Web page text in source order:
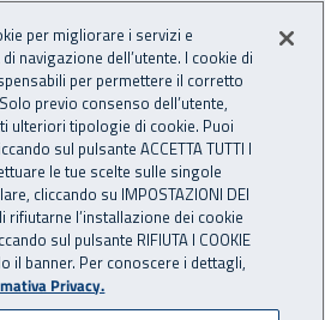
Nazionale
Apri cerca
principale
in:
Circolari Inail
per migliorare i servizi e
navigazione dell’utente. I cookie di
per permettere il corretto
previo consenso dell’utente,
ulteriori tipologie di cookie. Puoi
sul pulsante ACCETTA TUTTI I
le tue scelte sulle singole
cliccando su IMPOSTAZIONI DEI
rifiutarne l’installazione dei cookie
sul pulsante RIFIUTA I COOKIE
il banner. Per conoscere i dettagli,
Privacy.